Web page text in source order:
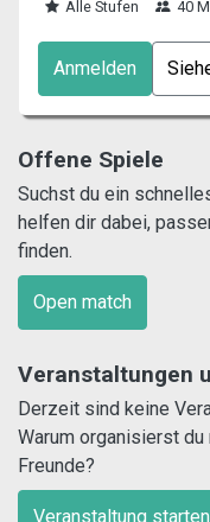
Alle Stufen
40
Anmelden
Offene Spiele
Suchst du ein
helfen dir dabei,
finden.
Open match
Veranstaltungen
Derzeit sind keine
Warum organisierst
Freunde?
Veranstaltung starten